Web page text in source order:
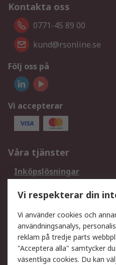
Kontakta oss
0771-45 89 00
kund@rsonline.se
Följ oss på
Vi accepterar
Våra tjänster
Inköpslösningar
DesignSpark
Ditt lokala säljteam
Support
Få hjälp
Vi respekterar din
Vi använder cookies och
användningsanalys,
reklam på tredje parts
"Acceptera alla" samtycker
väsentliga cookies. Du kan